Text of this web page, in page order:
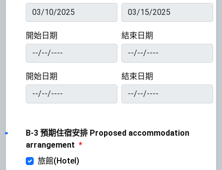
開始日期 結束日期
開始日期 結束日期
B-3 預期住宿安排 Proposed accommodation
arrangement *
旅館(Hotel)